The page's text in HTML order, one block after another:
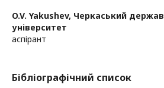
O.V. Yakushev, Черкаський
університет
аспірант
Бібліографічний список